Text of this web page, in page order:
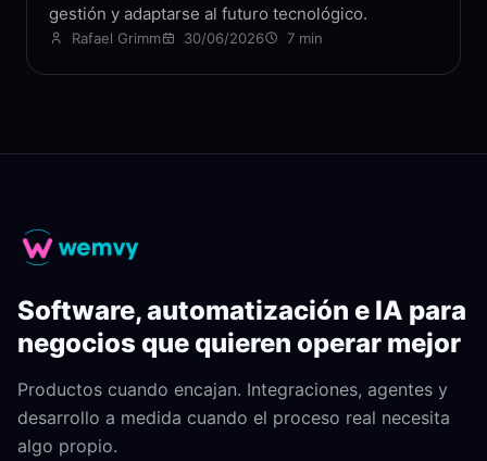
gestión y adaptarse al futuro tecnológico.
Rafael Grimm 30/06/2026 7 min
Software, automatización e IA para
negocios que quieren operar mejor
Productos cuando encajan. Integraciones, agentes y
desarrollo a medida cuando el proceso real necesita
algo propio.